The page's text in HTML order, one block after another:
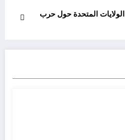
في الولايات المتحدة حول حرب